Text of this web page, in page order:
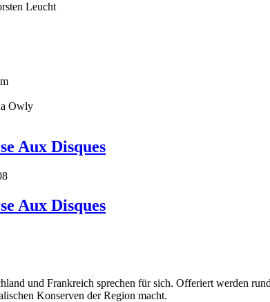
Leucht
Owly
Aux Disques
Aux Disques
und Frankreich sprechen für sich. Offeriert werden
Konserven der Region macht.